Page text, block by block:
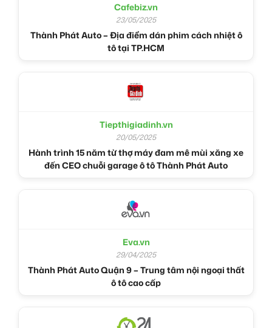
Cafebiz.vn
23/05/2025
Thành Phát Auto – Địa điểm dán phim cách nhiệt ô
tô tại TP.HCM
Tiepthigiadinh.vn
20/05/2025
Hành trình 15 năm từ thợ máy đam mê mùi xăng xe
đến CEO chuỗi garage ô tô Thành Phát Auto
Eva.vn
29/04/2025
Thành Phát Auto Quận 9 – Trung tâm nội ngoại thất
ô tô cao cấp